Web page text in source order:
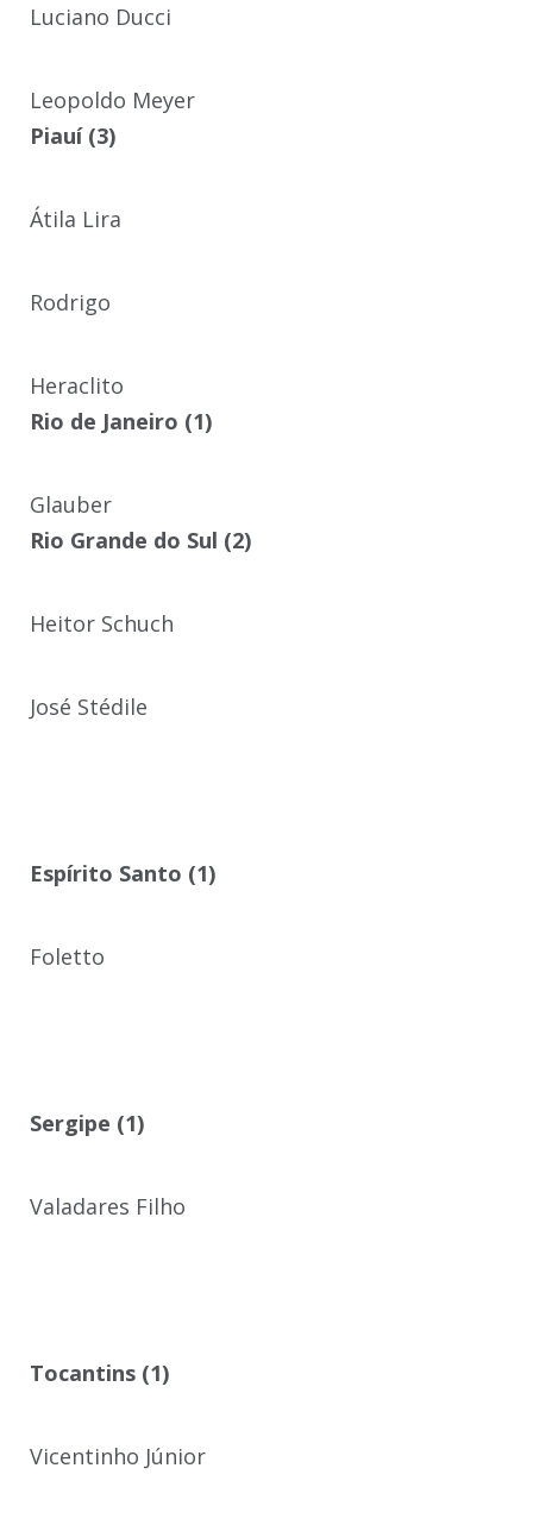
Luciano Ducci
Leopoldo Meyer
Piauí (3)
Átila Lira
Rodrigo
Heraclito
Rio de Janeiro (1)
Glauber
Rio Grande do Sul (2)
Heitor Schuch
José Stédile
Espírito Santo (1)
Foletto
Sergipe (1)
Valadares Filho
Tocantins (1)
Vicentinho Júnior